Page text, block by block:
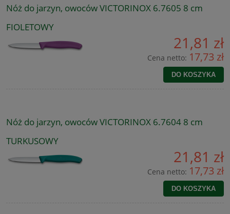
Nóż do jarzyn, owoców VICTORINOX 6.7605 8 cm
FIOLETOWY
21,81 zł
Cena netto: 17,73 zł
DO KOSZYKA
Nóż do jarzyn, owoców VICTORINOX 6.7604 8 cm
TURKUSOWY
21,81 zł
Cena netto: 17,73 zł
DO KOSZYKA